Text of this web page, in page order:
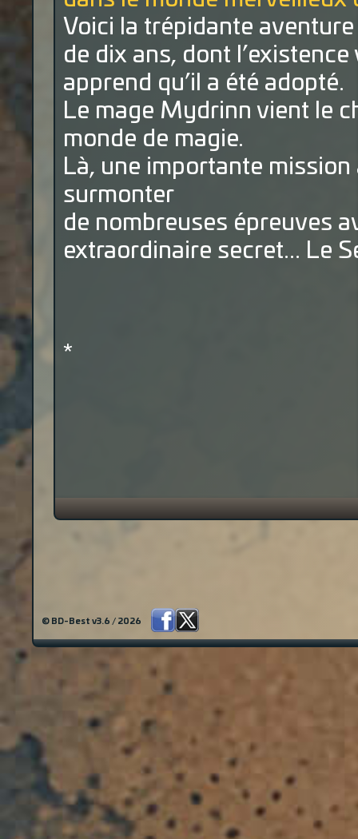
Voici la trépidante
de dix ans, dont
apprend qu’il a été adopté.
Le mage Mydrinn vient le
monde de magie.
Là, une importante
surmonter
de nombreuses épreuves
extraordinaire secret... Le
*
© BD-Best v3.6 / 2026